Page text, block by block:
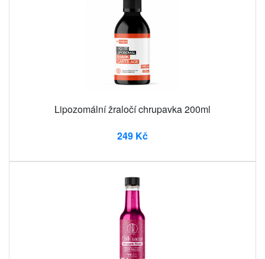
Lipozomální žraločí chrupavka 200ml
249 Kč